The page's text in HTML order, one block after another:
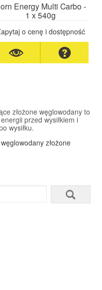
Energy Multi Carbo -
1 x 540g
o cenę i dostępność
złożone węglowodany to
przed wysiłkiem i
wysiłku.
węglowodany złożone